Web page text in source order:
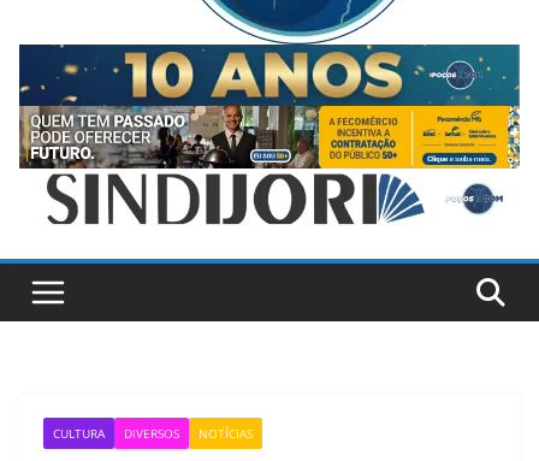
CULTURA DIVERSOS NOTÍCIAS